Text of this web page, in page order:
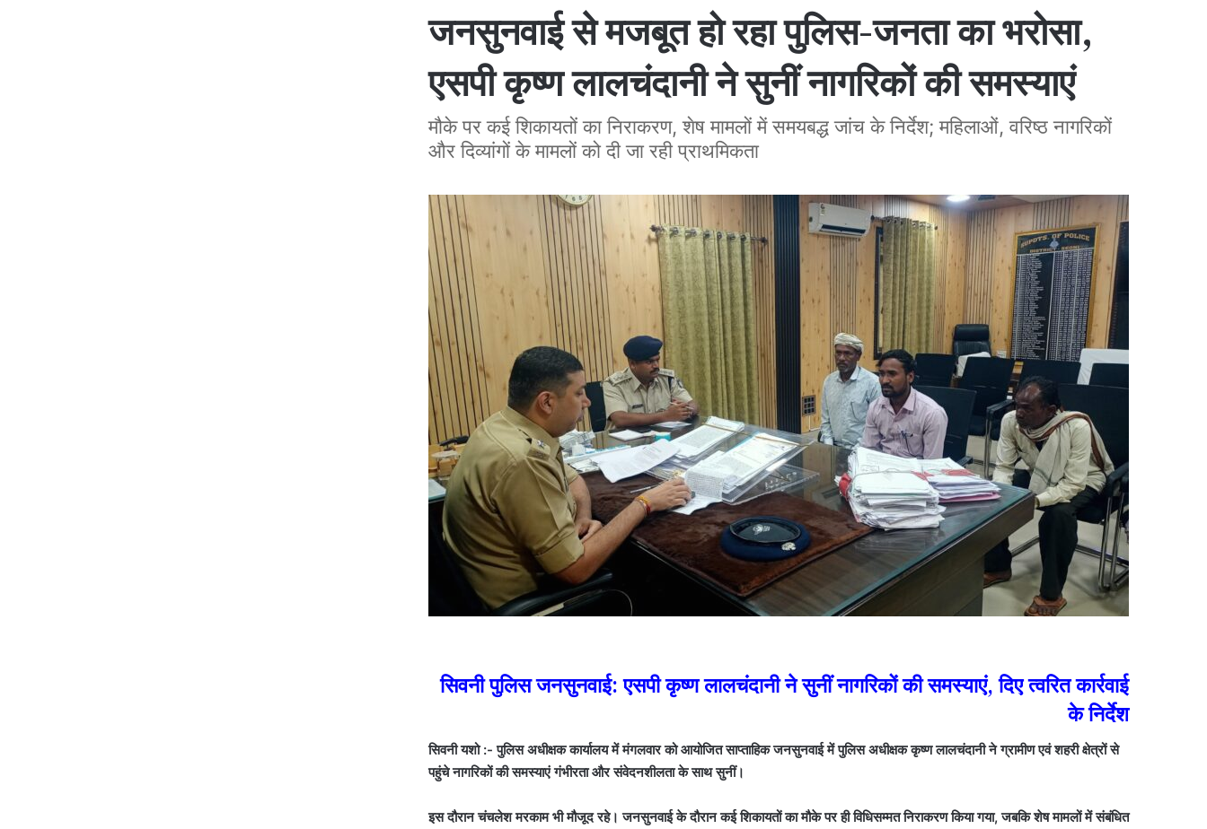
जनसुनवाई से मजबूत हो रहा पुलिस-जनता का भरोसा,
एसपी कृष्ण लालचंदानी ने सुनीं नागरिकों की समस्याएं
मौके पर कई शिकायतों का निराकरण, शेष मामलों में समयबद्ध जांच के निर्देश; महिलाओं, वरिष्ठ नागरिकों
और दिव्यांगों के मामलों को दी जा रही प्राथमिकता
सिवनी पुलिस जनसुनवाई: एसपी कृष्ण लालचंदानी ने सुनीं नागरिकों की समस्याएं, दिए त्वरित कार्रवाई
के निर्देश
सिवनी यशो :- पुलिस अधीक्षक कार्यालय में मंगलवार को आयोजित साप्ताहिक जनसुनवाई में पुलिस अधीक्षक कृष्ण लालचंदानी ने ग्रामीण एवं शहरी क्षेत्रों से
पहुंचे नागरिकों की समस्याएं गंभीरता और संवेदनशीलता के साथ सुनीं।
इस दौरान चंचलेश मरकाम भी मौजूद रहे। जनसुनवाई के दौरान कई शिकायतों का मौके पर ही विधिसम्मत निराकरण किया गया, जबकि शेष मामलों में संबंधित